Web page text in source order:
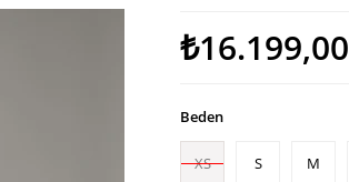
₺16.199,00
Beden
XS S M